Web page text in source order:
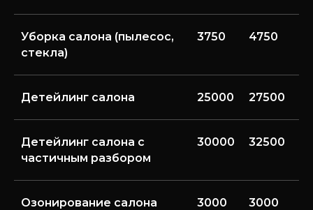
Уборка салона (пылесос,
стекла)
3750 4750
Детейлинг салона 25000 27500
Детейлинг салона с
частичным разбором
30000 32500
Озонирование салона 3000 3000